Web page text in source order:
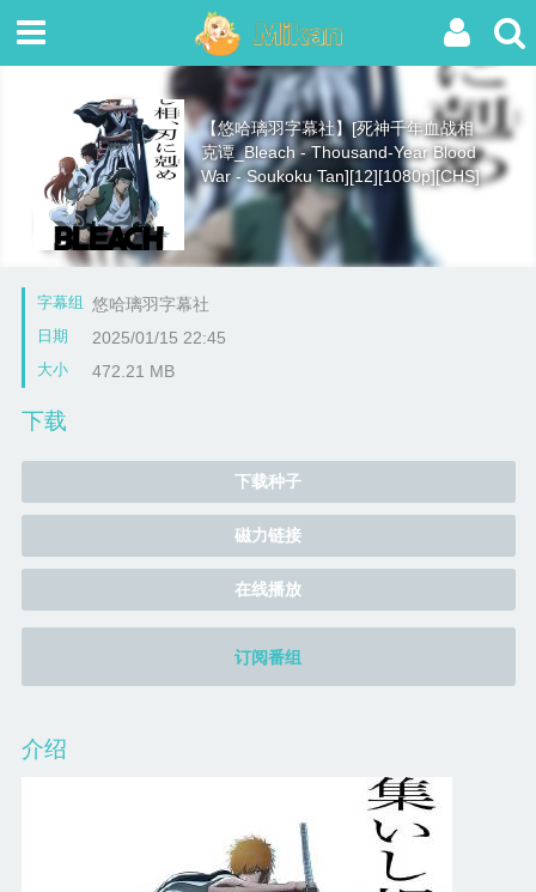
【悠哈璃羽字幕社】[死神千年血战相
克谭_Bleach - Thousand-Year Blood
War - Soukoku Tan][12][1080p][CHS]
字幕组 悠哈璃羽字幕社
日期 2025/01/15 22:45
大小 472.21 MB
下载
下载种子
磁力链接
在线播放
订阅番组
介绍